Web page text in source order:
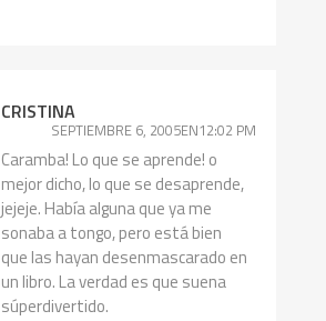
CRISTINA
SEPTIEMBRE 6, 2005EN12:02 PM
Caramba! Lo que se aprende! o
mejor dicho, lo que se desaprende,
jejeje. Había alguna que ya me
sonaba a tongo, pero está bien
que las hayan desenmascarado en
un libro. La verdad es que suena
súperdivertido.